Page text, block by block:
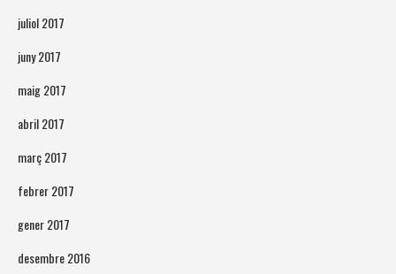
juliol 2017
juny 2017
maig 2017
abril 2017
març 2017
febrer 2017
gener 2017
desembre 2016